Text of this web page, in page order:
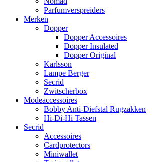
Parfumverspreiders
Merken
Dopper
Dopper Accessoires
Dopper Insulated
Dopper Original
Karlsson
Lampe Berger
Secrid
Zwitscherbox
Modeaccessoires
Bobby Anti-Diefstal Rugzakken
Hi-Di-Hi Tassen
Secrid
Accessoires
Cardprotectors
Miniwallet